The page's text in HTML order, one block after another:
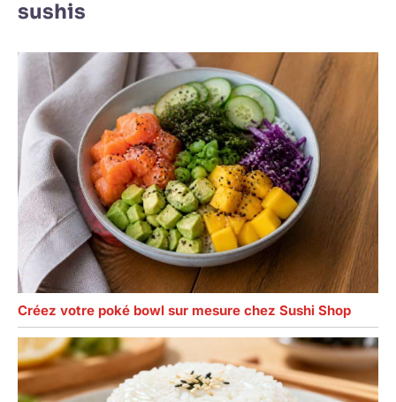
cherchez un
cadeau idéal pour
vos amis ou votre
famille ? Les bols
trempettes en
céramique sont
d'excellents
cadeaux pour
Thanksgiving, Noël,
les
déménagements,
les anniversaires et
plus encore.
sushis
Créez votre poké bowl sur mesure chez Sushi Shop